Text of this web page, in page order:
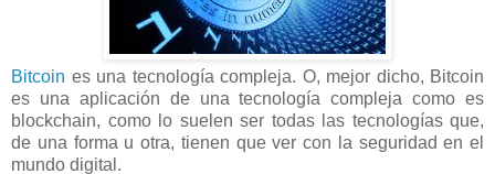
Bitcoin es una tecnología compleja. O, mejor dicho, Bitcoin
es una aplicación de una tecnología compleja como es
blockchain, como lo suelen ser todas las tecnologías que,
de una forma u otra, tienen que ver con la seguridad en el
mundo digital.